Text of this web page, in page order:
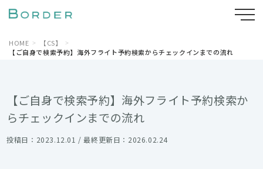
HOME
【CS】
【ご自身で検索予約】海外フライト予約検索からチェックインまでの流れ
【ご自身で検索予約】海外フライト予約検索か
らチェックインまでの流れ
投稿日：2023.12.01 / 最終更新日：2026.02.24